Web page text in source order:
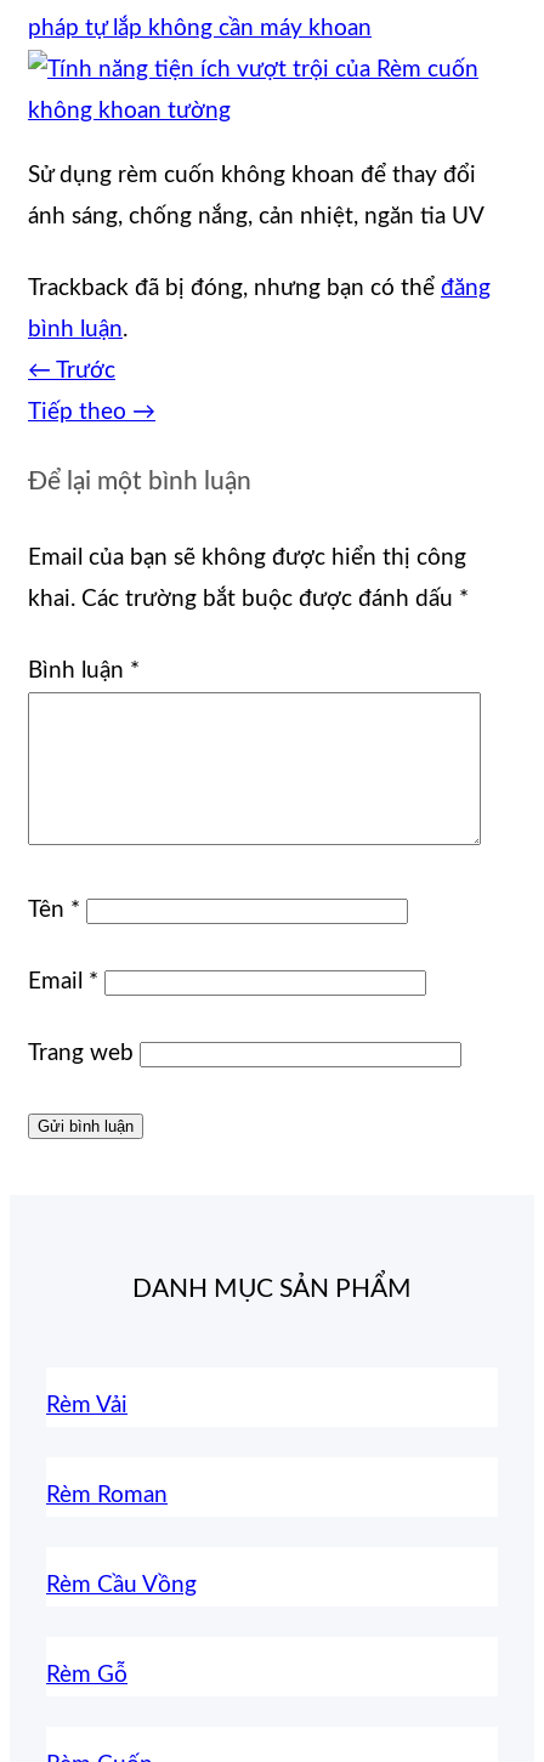
pháp tự lắp không cần máy khoan
Sử dụng rèm cuốn không khoan để thay đổi
ánh sáng, chống nắng, cản nhiệt, ngăn tia UV
Trackback đã bị đóng, nhưng bạn có thể đăng
bình luận.
← Trước
Tiếp theo →
Để lại một bình luận
Email của bạn sẽ không được hiển thị công
khai. Các trường bắt buộc được đánh dấu *
Bình luận *
Tên *
Email *
Trang web
DANH MỤC SẢN PHẨM
Rèm Vải
Rèm Roman
Rèm Cầu Vồng
Rèm Gỗ